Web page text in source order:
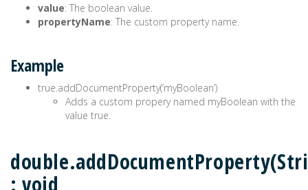
value: The boolean value.
propertyName: The custom property name.
Example
true.addDocumentProperty(‘myBoolean’)
Adds a custom propery named myBoolean with the
value true.
: void